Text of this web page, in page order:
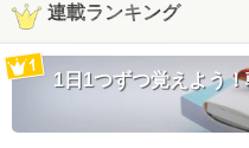
連載ランキング
1日1つずつ覚えよう